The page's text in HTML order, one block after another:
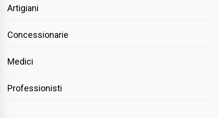
Artigiani
Concessionarie
Medici
Professionisti